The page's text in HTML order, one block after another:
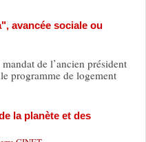
avancée sociale ou
de l’ancien président
programme de logement
la planète et des